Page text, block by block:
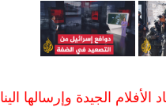
الجيدة وإرسالها الينا